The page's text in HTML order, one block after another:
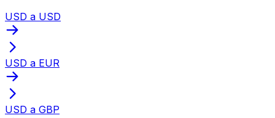
USD a USD
USD a EUR
USD a GBP